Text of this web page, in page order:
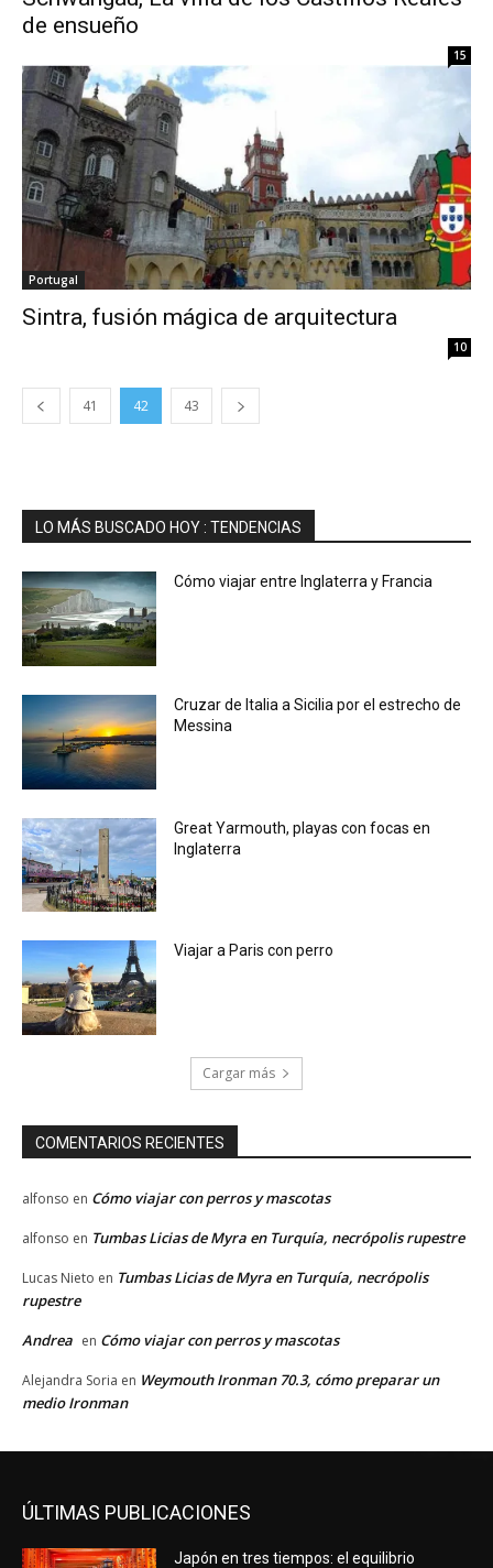
de ensueño
15
Portugal
Sintra, fusión mágica de arquitectura
10
41 42 43
LO MÁS BUSCADO HOY : TENDENCIAS
Cómo viajar entre Inglaterra y Francia
Cruzar de Italia a Sicilia por el estrecho de
Messina
Great Yarmouth, playas con focas en
Inglaterra
Viajar a Paris con perro
Cargar más
COMENTARIOS RECIENTES
alfonso en Cómo viajar con perros y mascotas
alfonso en Tumbas Licias de Myra en Turquía, necrópolis rupestre
Lucas Nieto en Tumbas Licias de Myra en Turquía, necrópolis
rupestre
Andrea en Cómo viajar con perros y mascotas
Alejandra Soria en Weymouth Ironman 70.3, cómo preparar un
medio Ironman
ÚLTIMAS PUBLICACIONES
Japón en tres tiempos: el equilibrio